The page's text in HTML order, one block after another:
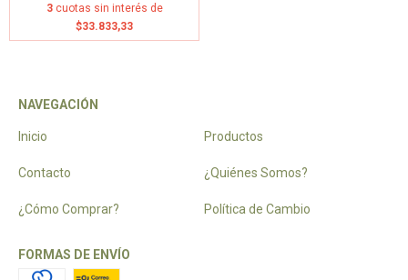
3 cuotas sin interés de
$33.833,33
NAVEGACIÓN
Inicio Productos
Contacto ¿Quiénes Somos?
¿Cómo Comprar? Política de Cambio
FORMAS DE ENVÍO